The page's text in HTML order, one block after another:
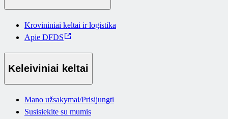
Krovininiai keltai ir logistika
Apie DFDS
Keleiviniai keltai
Mano užsakymai/Prisijungti
Susisiekite su mumis